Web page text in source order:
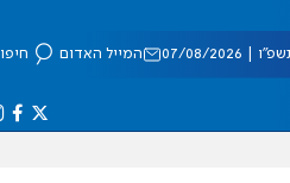
08/2026 המייל האדום